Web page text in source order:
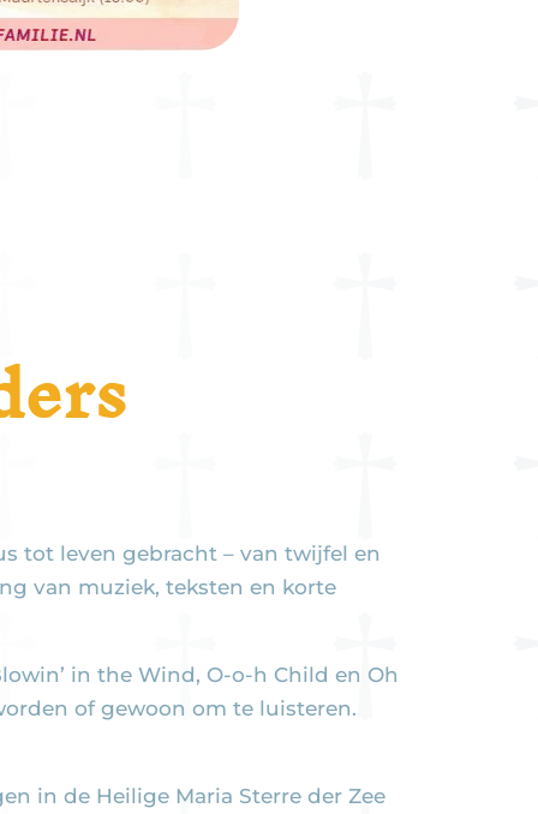
tot leven gebracht – van twijfel en
van muziek, teksten en korte
in the Wind, O-o-h Child en Oh
of gewoon om te luisteren.
in de Heilige Maria Sterre der Zee